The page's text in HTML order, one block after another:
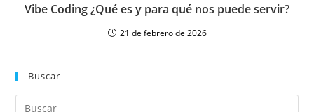
Vibe Coding ¿Qué es y para qué nos puede servir?
21 de febrero de 2026
Buscar